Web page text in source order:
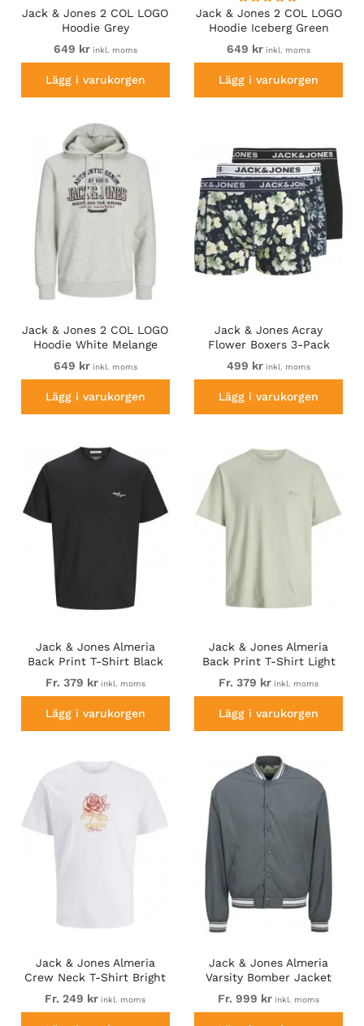
Jack & Jones 2 COL LOGO
Hoodie Grey
649 krinkl. moms
Lägg i varukorgen
Jack & Jones 2 COL LOGO
Hoodie Iceberg Green
649 kr inkl. moms
Lägg i varukorgen
Jack & Jones 2 COL LOGO
Hoodie White Melange
649 krinkl. moms
Lägg i varukorgen
Jack & Jones Acray
Flower Boxers 3-Pack
Black/Navy
499 kr inkl. moms
Lägg i varukorgen
Jack & Jones Almeria
Back Print T-Shirt Black
Fr. 379 krinkl. moms
Lägg i varukorgen
Jack & Jones Almeria
Back Print T-Shirt Light
Green
Fr. 379 kr inkl. moms
Lägg i varukorgen
Jack & Jones Almeria
Crew Neck T-Shirt Bright
White
Fr. 249 kr inkl. moms
Jack & Jones Almeria
Varsity Bomber Jacket
Grey
Fr. 999 kr inkl. moms